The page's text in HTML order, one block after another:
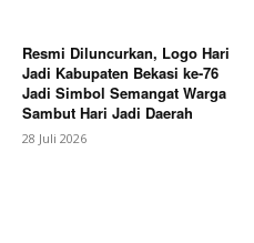
Company
Resmi Diluncurkan, Logo Hari
Jadi Kabupaten Bekasi ke-76
Jadi Simbol Semangat Warga
Sambut Hari Jadi Daerah
28 Juli 2026